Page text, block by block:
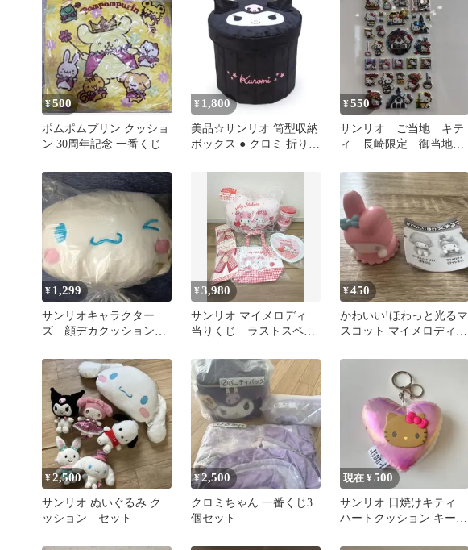
¥500
ポムポムプリン クッショ
ン 30周年記念 一番くじ
¥ 1,800
美品☆サンリオ 筒型収納
ボックス ● クロミ 折りた
¥550
サンリオ ご当地 キテ
ィ 長崎限定 御当地
なし
¥ 1,299
サンリオキャラクター
ズ 顔デカクッション
イスクッション
¥3,980
サンリオ マイメロディ
当りくじ ラストスペシ
点セット
¥450
かわいい!ほわっと光るマ
スコット マイメロディ
¥2,500
サンリオ ぬいぐるみ ク
ッション セット
¥2,500
クロミちゃん 一番くじ3
個セット
現在 ¥500
サンリオ 日焼けキティ
ハートクッション キーホ